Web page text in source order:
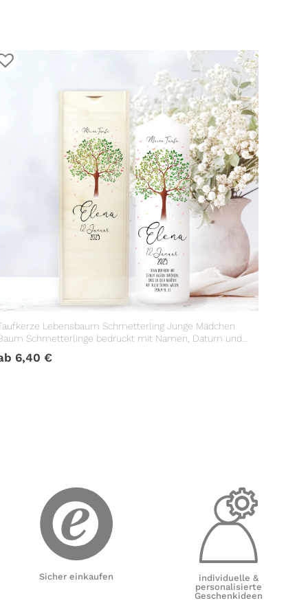
Lebensbaum Schmetterling Junge Mädchen
Schmetterlinge bedruckt mit Namen, Datum und
Taufspruch
6,40 €
Sicher einkaufen
individuelle &
personalisierte
Geschenkideen